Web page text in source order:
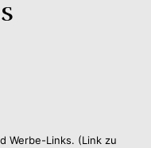
Werbe-Links. (Link zu